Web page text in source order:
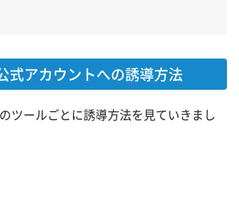
式アカウントへの誘導方法
ツールごとに誘導方法を見ていきまし